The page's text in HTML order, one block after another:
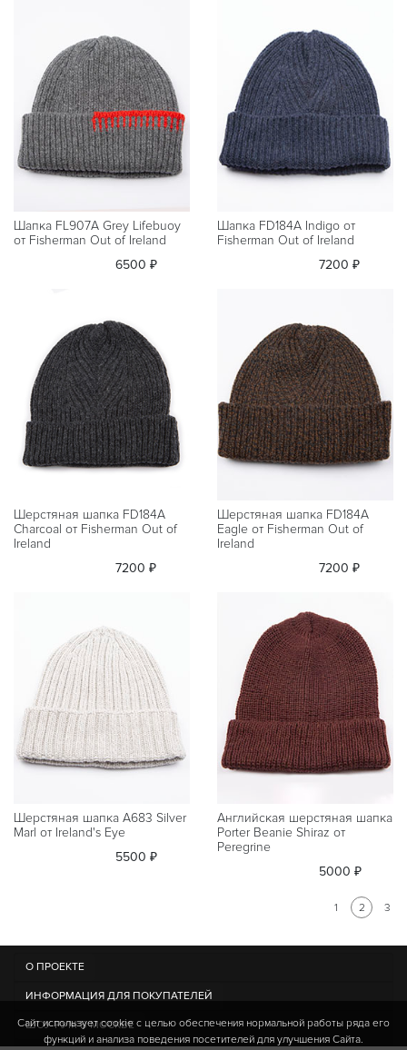
Шапка FL907A Grey Lifebuoy
от Fisherman Out of Ireland
6500 ₽
Шапка FD184A Indigo от
Fisherman Out of Ireland
7200 ₽
Шерстяная шапка FD184A
Charcoal от Fisherman Out of
Ireland
7200 ₽
Шерстяная шапка FD184A
Eagle от Fisherman Out of
Ireland
7200 ₽
Шерстяная шапка A683 Silver
Marl от Ireland's Eye
5500 ₽
Английская шерстяная шапка
Porter Beanie Shiraz от
Peregrine
5000 ₽
1 2 3
О ПРОЕКТЕ
ИНФОРМАЦИЯ ДЛЯ ПОКУПАТЕЛЕЙ
ШОУ-РУМ В МОСКВЕ
Сайт использует cookie c целью обеспечения нормальной работы ряда его
функций и анализа поведения посетителей для улучшения Сайта.